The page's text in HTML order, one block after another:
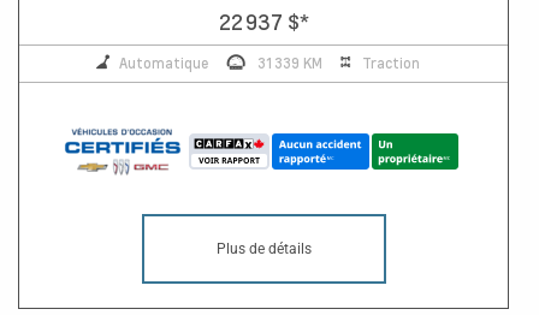
22 937 $*
Automatique 31 339 KM Traction
Plus de détails